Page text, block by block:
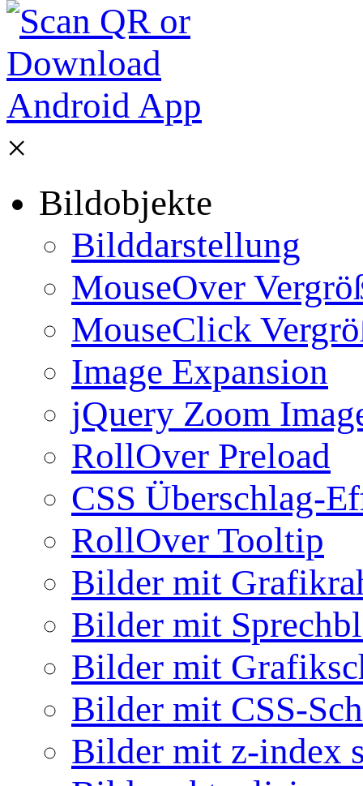
×
Bildobjekte
Bilddarstellung
MouseOver
MouseClick
Image Expansion
jQuery Zoom
RollOver Preload
CSS Überschlag-
RollOver Tooltip
Bilder mit
Bilder mit
Bilder mit
Bilder mit CSS-
Bilder mit z-index